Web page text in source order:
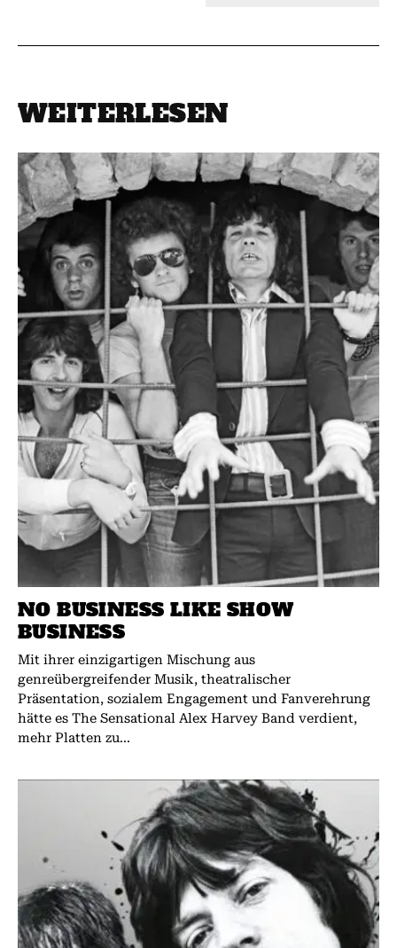
WEITERLESEN
NO BUSINESS LIKE SHOW
BUSINESS
Mit ihrer einzigartigen Mischung aus
genreübergreifender Musik, theatralischer
Präsentation, sozialem Engagement und Fanverehrung
hätte es The Sensational Alex Harvey Band verdient,
mehr Platten zu...